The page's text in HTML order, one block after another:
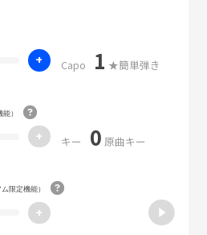
+ Capo 1 ★簡単弾き
）
+ キー 0 原曲キー
限定機能）
+